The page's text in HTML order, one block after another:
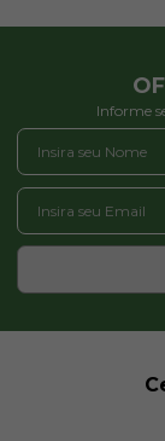
Informe